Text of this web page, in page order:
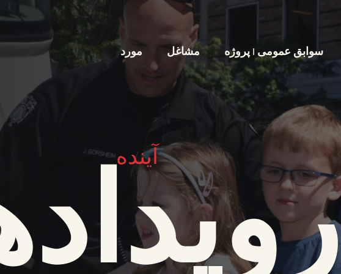
مورد مشاغل سوابق عمومی | پروژه
آینده